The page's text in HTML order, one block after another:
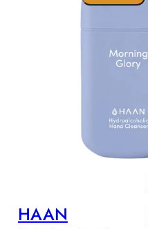
HAAN